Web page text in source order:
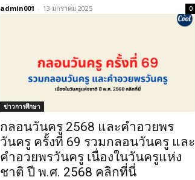
admin001 - 13 มกราคม 2025 0
ข่าวการศึกษา
กลอนวันครู 2568 และคําอวยพร
วันครู ครั้งที่ 69 รวมกลอนวันครู และ
คําอวยพรวันครู เนื่องในวันครูแห่ง
ชาติ ปี พ.ศ. 2568 คลิกที่นี่